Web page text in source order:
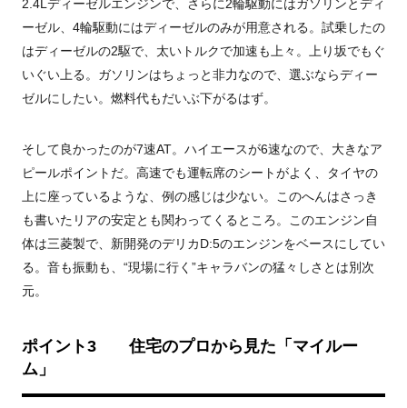
2.4L ディーゼルエンジンで、さらに2輪駆動にはガソリンとディ
ーゼル、 4輪駆動にはディーゼルのみが用意される。試乗したの
はディーゼルの2駆で、太いトルクで加速も上々。上り坂でもぐ
いぐい上る。ガソリンはちょっと非力なので、選ぶならディー
ゼルにしたい。燃料代もだいぶ下がるはず。
そして良かったのが7速AT。ハイエースが6速なので、大きなア
ピールポイントだ。高速でも運転席のシートがよく、タイヤの
上に座っているような、例の感じは少ない。このへんはさっき
も書いたリアの安定とも関わってくるところ。このエンジン自
体は三菱製で、新開発のデリカD:5のエンジンをベースにしてい
る。音も振動も、“現場に行く”キャラバンの猛々しさとは別次
元。
ポイント3 住宅のプロから見た「マイルー
ム」